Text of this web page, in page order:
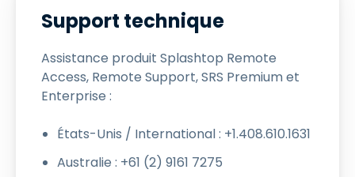
Support technique
Assistance produit Splashtop Remote
Access, Remote Support, SRS Premium et
Enterprise :
États-Unis / International : +1.408.610.1631
Australie : +61 (2) 9161 7275